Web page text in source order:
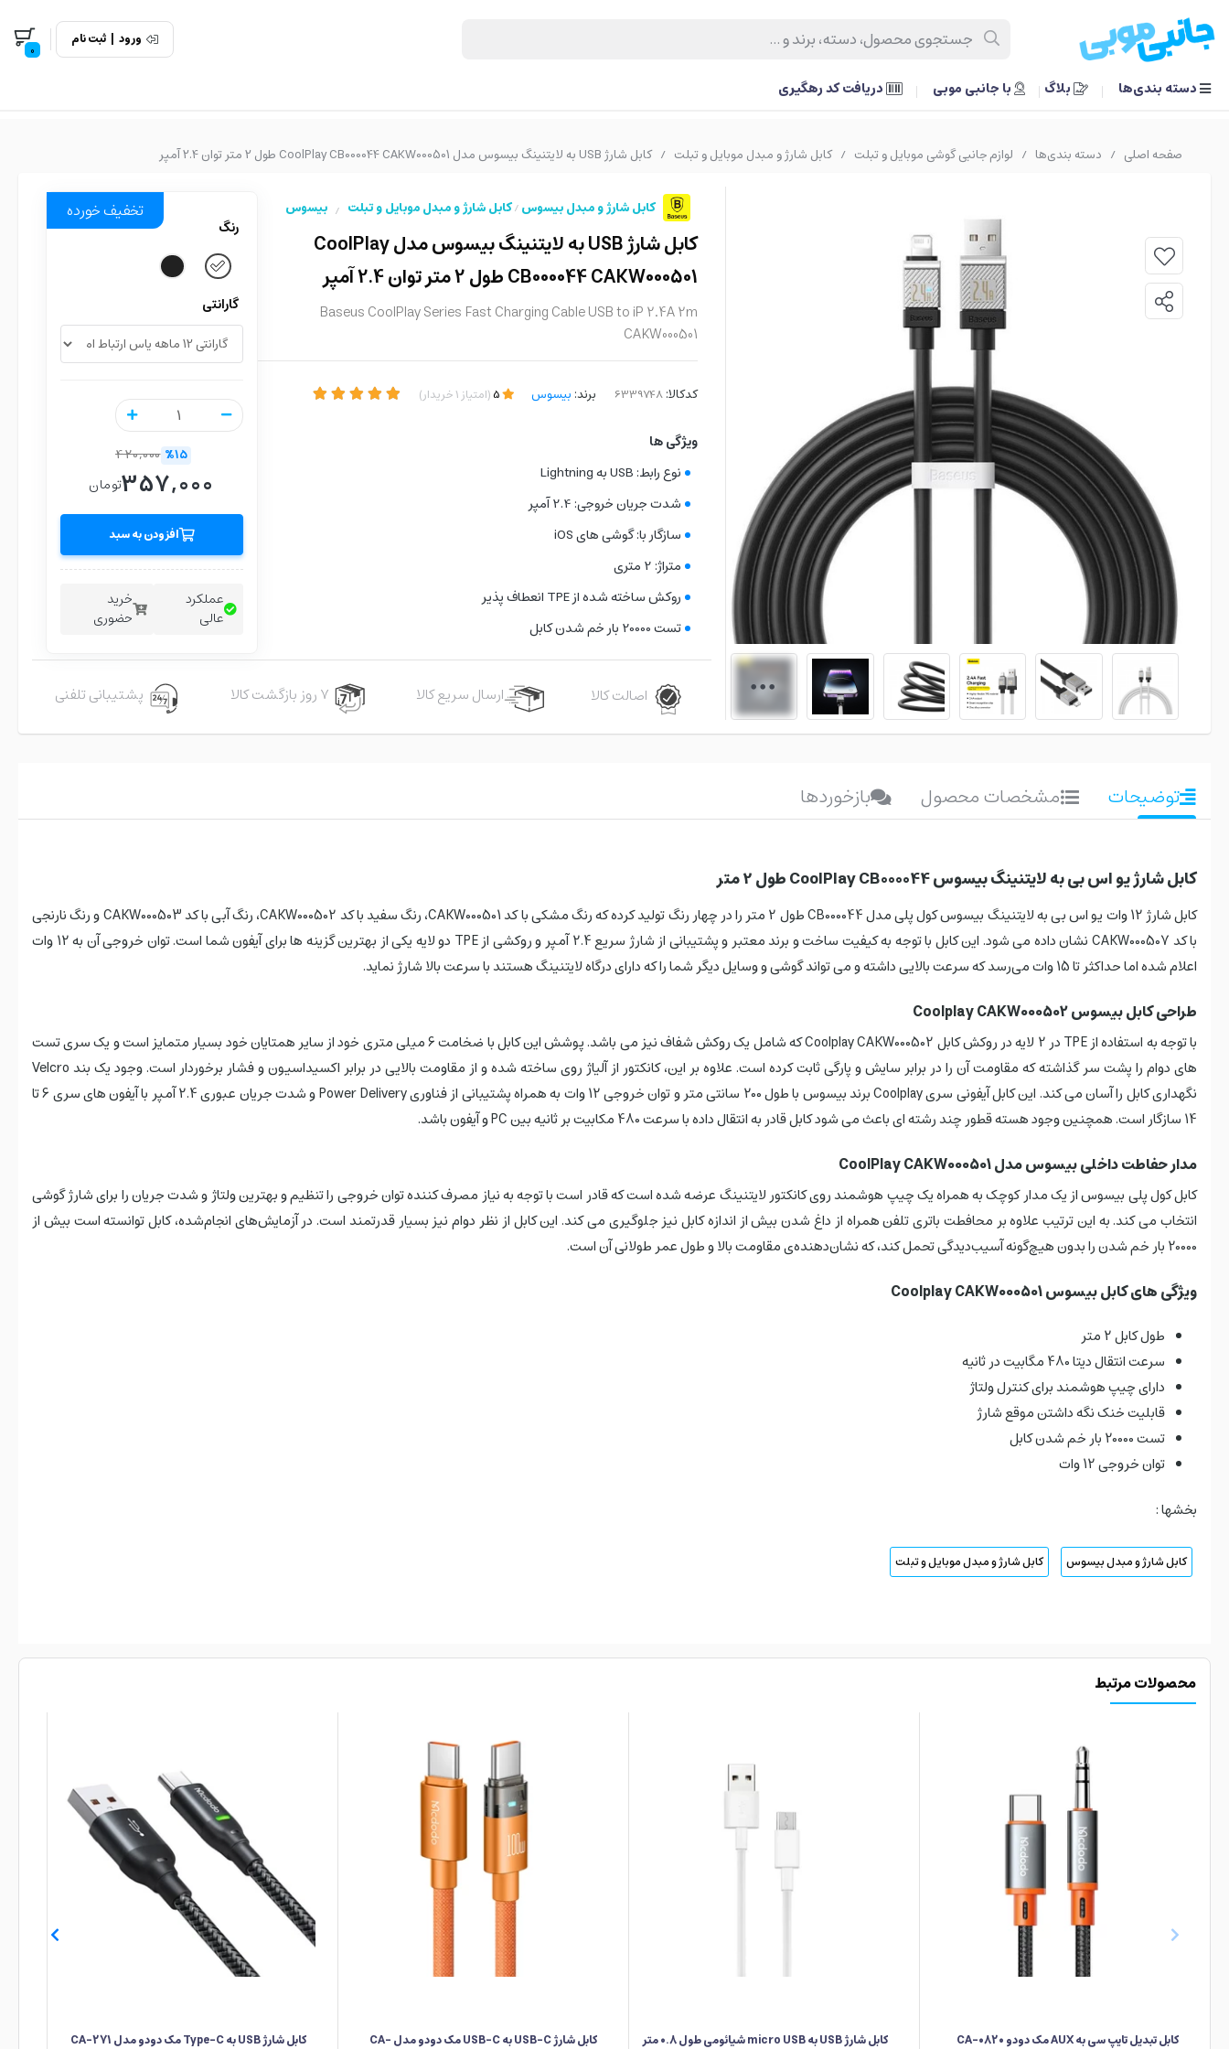
ورود | ثبت نام
0
دسته بندی‌ها بلاگ با جانبی موبی دریافت کد رهگیری
صفحه اصلی / دسته بندی‌ها / لوازم جانبی گوشی موبایل و تبلت / کابل شارژ و مبدل موبایل و تبلت / کابل شارژ USB به لایتنینگ بیسوس مدل CoolPlay CB000044 CAKW000501 طول 2 متر توان 2.4 آمپر
کابل شارژ و مبدل بیسوس /کابل شارژ و مبدل موبایل و تبلت / بیسوس
کابل شارژ USB به لایتنینگ بیسوس مدل CoolPlay
CB000044 CAKW000501 طول 2 متر توان 2.4 آمپر
Baseus CoolPlay Series Fast Charging Cable USB to iP 2.4A 2m
CAKW000501
کدکالا: برند: بیسوس 5
(امتیاز 1خریدار)
ویژگی ها
نوع رابط: USB به Lightning
شدت جریان خروجی: 2.4 آمپر
سازگار با: گوشی های iOS
متراژ: 2 متری
روکش ساخته شده از TPE انعطاف پذیر
تست 20000 بار خم شدن کابل
تخفیف خورده
رنگ
گارانتی
420,000 %15
357,000تومان
افزودن به سبد
عملکرد
عالی
خرید
حضوری
اصالت کالا ارسال سریع کالا ۷ روز بازگشت کالا پشتیبانی تلفنی
توضیحات مشخصات محصول بازخوردها
کابل شارژ یو اس بی به لایتنینگ بیسوس CoolPlay CB000044 طول 2 متر
کابل شارژ 12 وات یو اس بی به لایتنینگ بیسوس کول پلی مدل CB000044 طول 2 متر را در چهار رنگ تولید کرده که رنگ مشکی با کد CAKW000501، رنگ سفید با کد CAKW000502، رنگ آبی با کد CAKW000503 و رنگ نارنجی
با کد CAKW000507 نشان داده می شود. این کابل با توجه به کیفیت ساخت و برند معتبر و پشتیبانی از شارژ سریع 2.4 آمپر و روکشی از TPE دو لایه یکی از بهترین گزینه ها برای آیفون شما است. توان خروجی آن به 12 وات
اعلام شده اما حداکثر تا 15 وات می‌رسد که سرعت بالایی داشته و می تواند گوشی و وسایل دیگر شما را که دارای درگاه لایتنینگ هستند با سرعت بالا شارژ نماید.
طراحی کابل بیسوس Coolplay CAKW000502
با توجه به استفاده از TPE در 2 لایه در روکش کابل Coolplay CAKW000502 که شامل یک روکش شفاف نیز می باشد. پوشش این کابل با ضخامت 6 میلی متری خود از سایر همتایان خود بسیار متمایز است و یک سری تست
های دوام را پشت سر گذاشته که مقاومت آن را در برابر سایش و پارگی ثابت کرده است. علاوه بر این، کانکتور از آلیاژ روی ساخته شده و از مقاومت بالایی در برابر اکسیداسیون و فشار برخوردار است. وجود یک بند Velcro
نگهداری کابل را آسان می کند. این کابل آیفونی سری Coolplay برند بیسوس با طول 200 سانتی متر و توان خروجی 12 وات به همراه پشتیبانی از فناوری Power Delivery و شدت جریان عبوری 2.4 آمپر با آیفون های سری 6 تا
14 سازگار است. همچنین وجود هسته قطور چند رشته ای باعث می شود کابل قادر به انتقال داده با سرعت 480 مکابیت بر ثانیه بین PC و آیفون باشد.
مدار حفاطت داخلی بیسوس مدل CoolPlay CAKW000501
کابل کول پلی بیسوس از یک مدار کوچک به همراه یک چیپ هوشمند روی کانکتور لایتنینگ عرضه شده است که قادر است با توجه به نیاز مصرف کننده توان خروجی را تنظیم و بهترین ولتاژ و شدت جریان را برای شارژ گوشی
انتخاب می کند. به این ترتیب علاوه بر محافطت باتری تلفن همراه از داغ شدن بیش از اندازه کابل نیز جلوگیری می کند. این کابل از نظر دوام نیز بسیار قدرتمند است. در آزمایش‌های انجام‌شده، کابل توانسته است بیش از
20000 بار خم شدن را بدون هیچ‌گونه آسیب‌دیدگی تحمل کند، که نشان‌دهنده‌ی مقاومت بالا و طول عمر طولانی آن است.
ویژگی های کابل بیسوس Coolplay CAKW000501
طول کابل 2 متر
سرعت انتقال دیتا 480 مگابیت در ثانیه
دارای چیپ هوشمند برای کنترل ولتاژ
قابلیت خنک نگه داشتن موقع شارژ
تست 20000 بار خم شدن کابل
توان خروجی 12 وات
بخشها :
کابل شارژ و مبدل بیسوس کابل شارژ و مبدل موبایل و تبلت
محصولات مرتبط
کابل تبدیل تایپ سی به AUX مک دودو CA-0820
کابل شارژ USB به micro USB شیائومی طول 0.8 متر
کابل شارژ USB-C به USB-C مک دودو مدل CA-
کابل شارژ USB به Type-C مک دودو مدل CA-271